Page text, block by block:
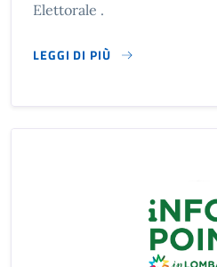
Elettorale .
LEGGI DI PIÙ
SU SEDE POLIZIA LOCALE E